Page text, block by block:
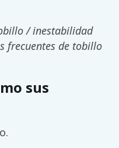
/ inestabilidad
frecuentes de tobillo
sus